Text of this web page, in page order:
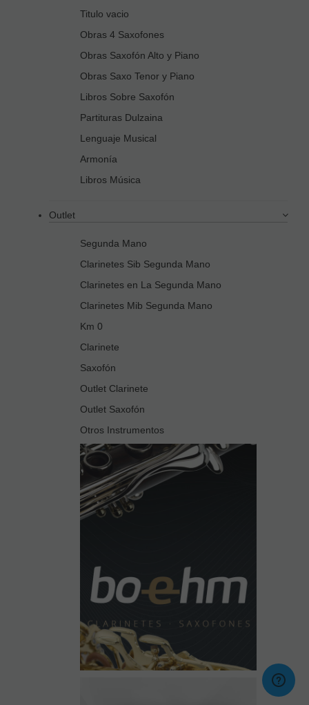
Titulo vacio
Obras 4 Saxofones
Obras Saxofón Alto y Piano
Obras Saxo Tenor y Piano
Libros Sobre Saxofón
Partituras Dulzaina
Lenguaje Musical
Armonía
Libros Música
Outlet
Segunda Mano
Clarinetes Sib Segunda Mano
Clarinetes en La Segunda Mano
Clarinetes Mib Segunda Mano
Km 0
Clarinete
Saxofón
Outlet Clarinete
Outlet Saxofón
Otros Instrumentos